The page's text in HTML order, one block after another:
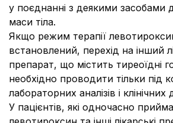
у поєднанні з деякими засобами
маси тіла.
Якщо режим терапії
встановлений, перехід на інший
препарат, що містить тиреоїдні
необхідно проводити тільки під
лабораторних аналізів і клінічних
У пацієнтів, які одночасно